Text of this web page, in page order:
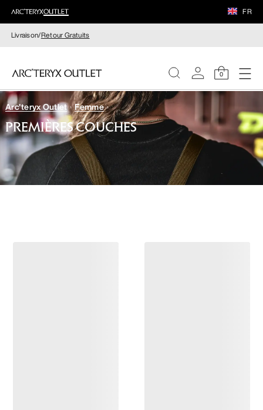
FR
Livraison/Retour Gratuits
0
FEMME
HOMME
Arc'teryx Outlet Femme
PREMIÈRES COUCHES